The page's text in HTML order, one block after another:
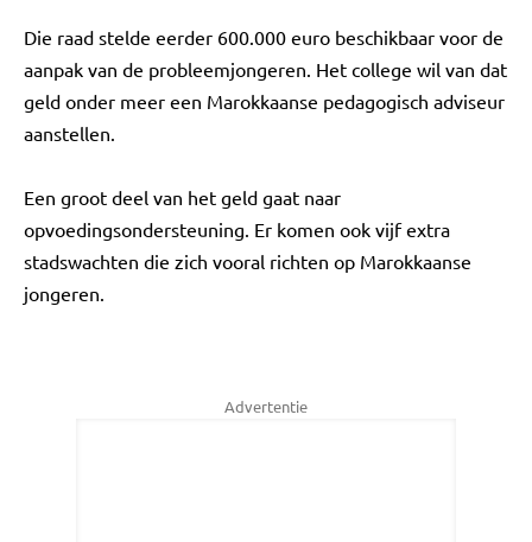
Die raad stelde eerder 600.000 euro beschikbaar voor de
aanpak van de probleemjongeren. Het college wil van dat
geld onder meer een Marokkaanse pedagogisch adviseur
aanstellen.
Een groot deel van het geld gaat naar
opvoedingsondersteuning. Er komen ook vijf extra
stadswachten die zich vooral richten op Marokkaanse
jongeren.
Advertentie